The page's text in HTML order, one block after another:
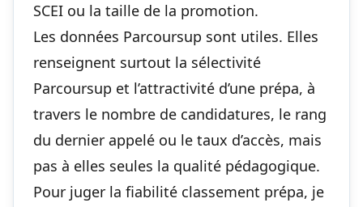
SCEI ou la taille de la promotion.
Les données Parcoursup sont utiles. Elles
renseignent surtout la sélectivité
Parcoursup et l’attractivité d’une prépa, à
travers le nombre de candidatures, le rang
du dernier appelé ou le taux d’accès, mais
pas à elles seules la qualité pédagogique.
Pour juger la fiabilité classement prépa, je